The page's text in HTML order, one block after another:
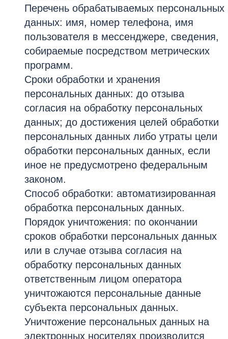
Перечень обрабатываемых персональных
данных: имя, номер телефона, имя
пользователя в мессенджере, сведения,
собираемые посредством метрических
программ.
Сроки обработки и хранения
персональных данных: до отзыва
согласия на обработку персональных
данных; до достижения целей обработки
персональных данных либо утраты цели
обработки персональных данных, если
иное не предусмотрено федеральным
законом.
Способ обработки: автоматизированная
обработка персональных данных.
Порядок уничтожения: по окончании
сроков обработки персональных данных
или в случае отзыва согласия на
обработку персональных данных
ответственным лицом оператора
уничтожаются персональные данные
субъекта персональных данных.
Уничтожение персональных данных на
электронных носителях производится